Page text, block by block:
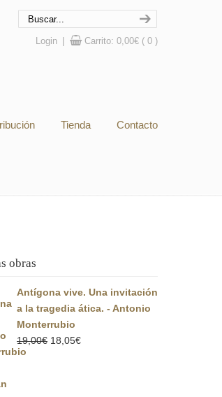
Login Carrito: 0,00€ ( 0 )
Tienda Contacto
obras
Antígona vive. Una invitación
a la tragedia ática. - Antonio
Monterrubio
19,00€ El
18,05€El